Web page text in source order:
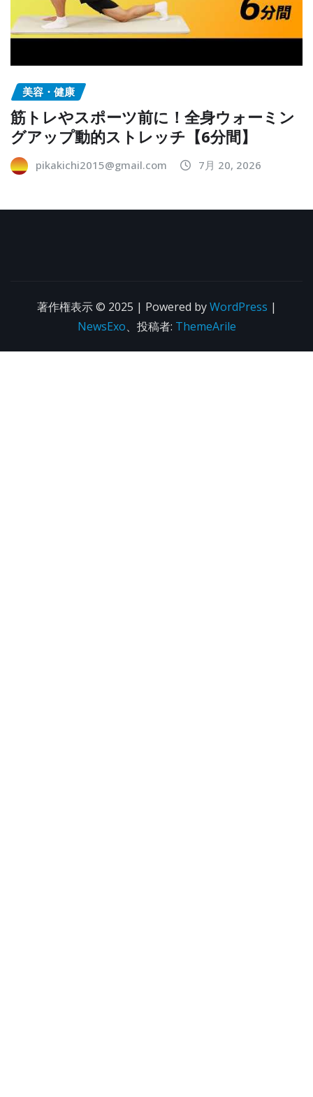
美容・健康
筋トレやスポーツ前に！全身ウォーミン
グアップ動的ストレッチ【6分間】
pikakichi2015@gmail.com 7月 20, 2026
著作権表示 © 2025 | Powered byWordPress |
NewsExo、投稿者: ThemeArile